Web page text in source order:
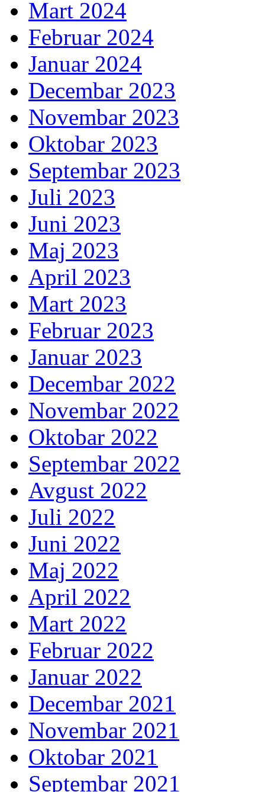
Mart 2024
Februar 2024
Januar 2024
Decembar 2023
Novembar 2023
Oktobar 2023
Septembar 2023
Juli 2023
Juni 2023
Maj 2023
April 2023
Mart 2023
Februar 2023
Januar 2023
Decembar 2022
Novembar 2022
Oktobar 2022
Septembar 2022
Avgust 2022
Juli 2022
Juni 2022
Maj 2022
April 2022
Mart 2022
Februar 2022
Januar 2022
Decembar 2021
Novembar 2021
Oktobar 2021
Septembar 2021